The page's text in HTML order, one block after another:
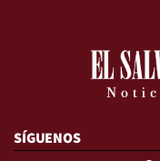
SÍGUENOS